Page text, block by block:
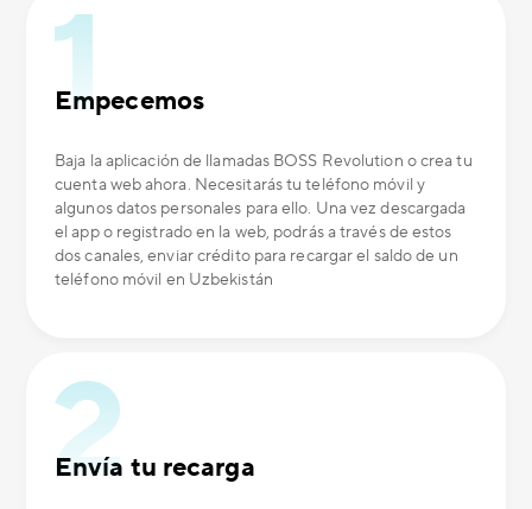
Empecemos
Baja la aplicación de llamadas BOSS Revolution o crea tu
cuenta web ahora. Necesitarás tu teléfono móvil y
algunos datos personales para ello. Una vez descargada
el app o registrado en la web, podrás a través de estos
dos canales, enviar crédito para recargar el saldo de un
teléfono móvil en Uzbekistán
Envía tu recarga